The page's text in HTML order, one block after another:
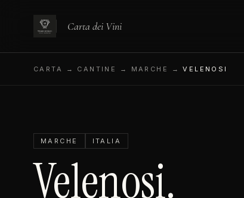
Carta dei Vini
CARTA → CANTINE → MARCHE →VELENOSI
MARCHE ITALIA
Velenosi.